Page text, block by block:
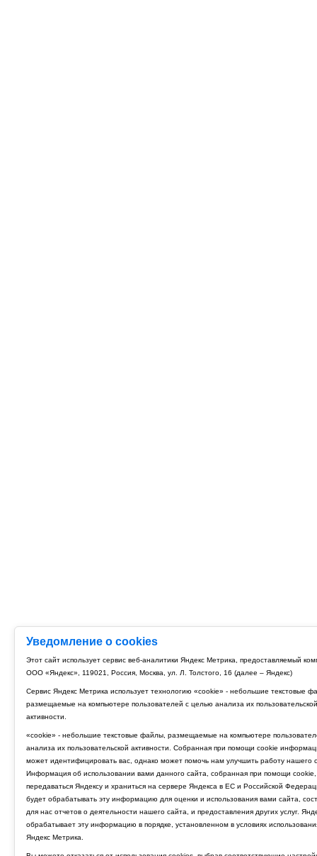
Уведомление о cookies
Этот сайт использует сервис веб-аналитики Яндекс Метрика, предоставляемый
ООО «Яндекс», 119021, Россия, Москва, ул. Л. Толстого, 16 (далее – Яндекс)
Сервис Яндекс Метрика использует технологию «cookie» - небольшие текстовые
размещаемые на компьютере пользователей с целью анализа их пользовательской
активности.
«cookie» - небольшие текстовые файлы, размещаемые на компьютере
анализа их пользовательской активности. Собранная при помощи cookie
может идентифицировать вас, однако может помочь нам улучшить работу нашего
Информация об использовании вами данного сайта, собранная при помощи cookie,
передаваться Яндексу и храниться на сервере Яндекса в ЕС и Российской
будет обрабатывать эту информацию для оценки и использования вами сайта,
для нас отчетов о деятельности нашего сайта, и предоставления других услуг.
обрабатывает эту информацию в порядке, установленном в условиях
Яндекс Метрика.